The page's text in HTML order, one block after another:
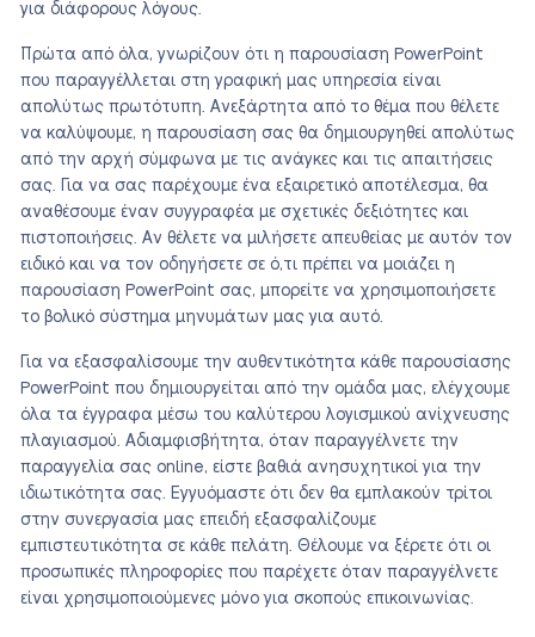
για διάφορους λόγους.
Πρώτα από όλα, γνωρίζουν ότι η παρουσίαση PowerPoint
που παραγγέλλεται στη γραφική μας υπηρεσία είναι
απολύτως πρωτότυπη. Ανεξάρτητα από το θέμα που θέλετε
να καλύψουμε, η παρουσίαση σας θα δημιουργηθεί απολύτως
από την αρχή σύμφωνα με τις ανάγκες και τις απαιτήσεις
σας. Για να σας παρέχουμε ένα εξαιρετικό αποτέλεσμα, θα
αναθέσουμε έναν συγγραφέα με σχετικές δεξιότητες και
πιστοποιήσεις. Αν θέλετε να μιλήσετε απευθείας με αυτόν τον
ειδικό και να τον οδηγήσετε σε ό,τι πρέπει να μοιάζει η
παρουσίαση PowerPoint σας, μπορείτε να χρησιμοποιήσετε
το βολικό σύστημα μηνυμάτων μας για αυτό.
Για να εξασφαλίσουμε την αυθεντικότητα κάθε παρουσίασης
PowerPoint που δημιουργείται από την ομάδα μας, ελέγχουμε
όλα τα έγγραφα μέσω του καλύτερου λογισμικού ανίχνευσης
πλαγιασμού. Αδιαμφισβήτητα, όταν παραγγέλνετε την
παραγγελία σας online, είστε βαθιά ανησυχητικοί για την
ιδιωτικότητα σας. Εγγυόμαστε ότι δεν θα εμπλακούν τρίτοι
στην συνεργασία μας επειδή εξασφαλίζουμε
εμπιστευτικότητα σε κάθε πελάτη. Θέλουμε να ξέρετε ότι οι
προσωπικές πληροφορίες που παρέχετε όταν παραγγέλνετε
είναι χρησιμοποιούμενες μόνο για σκοπούς επικοινωνίας.